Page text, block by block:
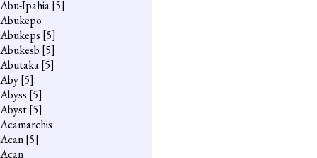
Abu-Ipahia[5]
Abukepo
Abukeps [5]
Abukesb [5]
Abutaka[5]
Aby[5]
Abyss [5]
Abyst[5]
Acamarchis
Acan[5]
Acan